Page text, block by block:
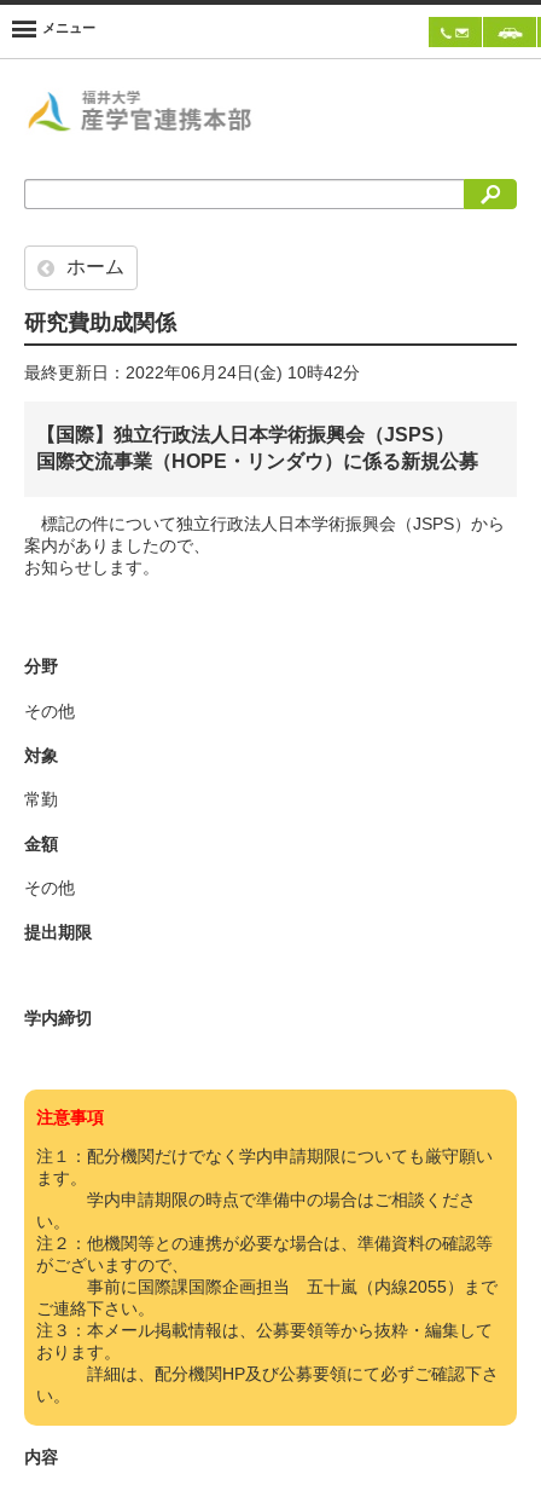
メニュー
検索
ホーム
研究費助成関係
最終更新日：2022年06月24日(金) 10時42分
【国際】独立行政法人日本学術振興会（JSPS）
国際交流事業（HOPE・リンダウ）に係る新規公募
標記の件について独立行政法人日本学術振興会（JSPS）から
案内がありましたので、
お知らせします。
分野
その他
対象
常勤
金額
その他
提出期限
学内締切
注意事項
注１：配分機関だけでなく学内申請期限についても厳守願い
ます。
学内申請期限の時点で準備中の場合はご相談くださ
い。
注２：他機関等との連携が必要な場合は、準備資料の確認等
がございますので、
事前に国際課国際企画担当 五十嵐（内線2055）まで
ご連絡下さい。
注３：本メール掲載情報は、公募要領等から抜粋・編集して
おります。
詳細は、配分機関HP及び公募要領にて必ずご確認下さ
い。
内容